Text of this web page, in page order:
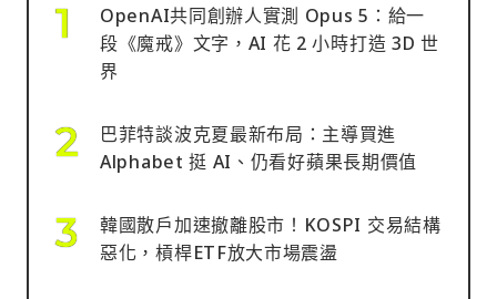
OpenAI共同創辦人實測 Opus 5：給一
段《魔戒》文字，AI 花 2 小時打造 3D 世
界
巴菲特談波克夏最新布局：主導買進
Alphabet 挺 AI、仍看好蘋果長期價值
韓國散戶加速撤離股市！KOSPI 交易結構
惡化，槓桿ETF放大市場震盪